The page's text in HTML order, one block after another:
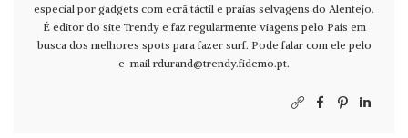
especial por gadgets com ecrã táctil e praias selvagens do Alentejo.
É editor do site Trendy e faz regularmente viagens pelo País em
busca dos melhores spots para fazer surf. Pode falar com ele pelo
e-mail rdurand@trendy.fidemo.pt.